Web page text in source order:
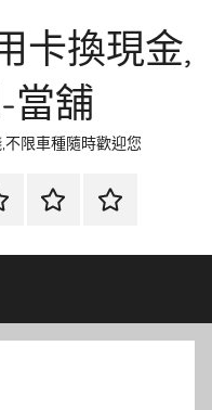
卡換現金,
當舖
不限車種隨時歡迎您
環
清
聯
徵